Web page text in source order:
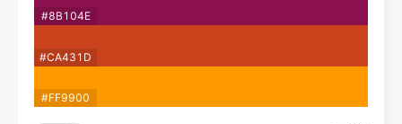
#8B104E
#CA431D
#FF9900